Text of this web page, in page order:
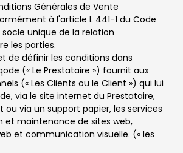
Générales de Vente
à l'article L 441-1 du Code
unique de la relation
les parties.
de définir les conditions dans
(« Le Prestataire ») fournit aux
(« Les Clients ou le Client ») qui lui
via le site internet du Prestataire,
via un support papier, les services
et maintenance de sites web,
et communication visuelle. (« les